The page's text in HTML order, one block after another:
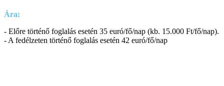
Ára:
- Előre történő foglalás esetén 35 euró/fő/nap (kb. 15.000 Ft/fő/nap).
- A fedélzeten történő foglalás esetén 42 euró/fő/nap